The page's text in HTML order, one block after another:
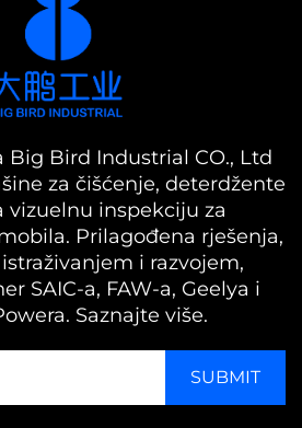
Big Bird Industrial CO., Ltd
za čišćenje, deterdžente
vizuelnu inspekciju za
Prilagođena rješenja,
i razvojem,
SAIC-a, FAW-a, Geelya i
Saznajte više.